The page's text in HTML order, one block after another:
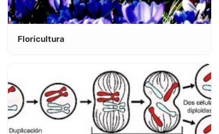
Floricultura